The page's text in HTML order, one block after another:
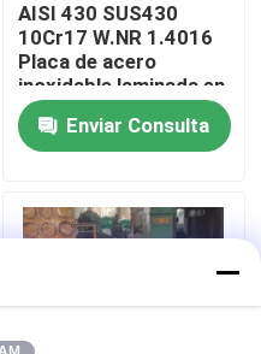
AISI 430 SUS430
10Cr17 W.NR 1.4016
Placa de acero
inoxidable laminada en
caliente
10*1500*6000
Superficie NO.1
Enviar Consulta